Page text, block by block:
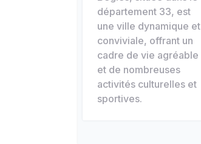
département 33, est
une ville dynamique et
conviviale, offrant un
cadre de vie agréable
et de nombreuses
activités culturelles et
sportives.